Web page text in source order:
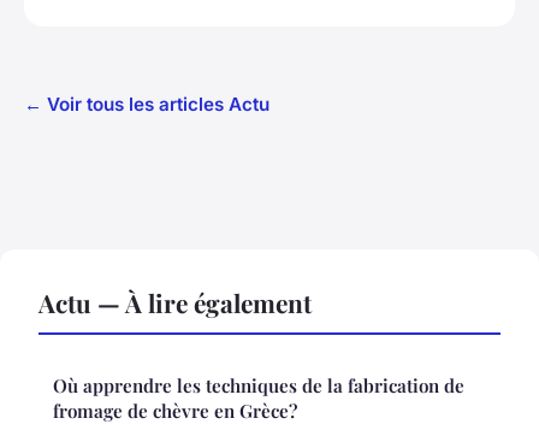
← Voir tous les articles Actu
Actu — À lire également
Où apprendre les techniques de la fabrication de
fromage de chèvre en Grèce?